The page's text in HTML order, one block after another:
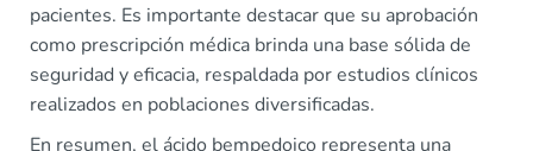
pacientes. Es importante destacar que su aprobación
como prescripción médica brinda una base sólida de
seguridad y eficacia, respaldada por estudios clínicos
realizados en poblaciones diversificadas.
En resumen, el ácido bempedoico representa una